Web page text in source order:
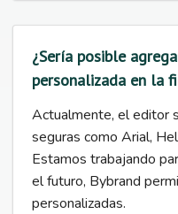
¿Sería posible
personalizada en la
Actualmente, el editor
seguras como Arial,
Estamos trabajando
el futuro, Bybrand
personalizadas.